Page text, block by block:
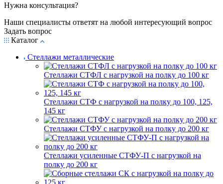
Нужна консультация?
Наши специалисты ответят на любой интересующий вопрос
Задать вопрос
Каталог
Стеллажи металлические
Стеллажи СТФЛ с нагрузкой на полку до 100 кг
Стеллажи СТФ с нагрузкой на полку до 100, 125,
145 кг
Стеллажи СТФУ с нагрузкой на полку до 200 кг
Стеллажи усиленные СТФУ-П с нагрузкой на
полку до 200 кг